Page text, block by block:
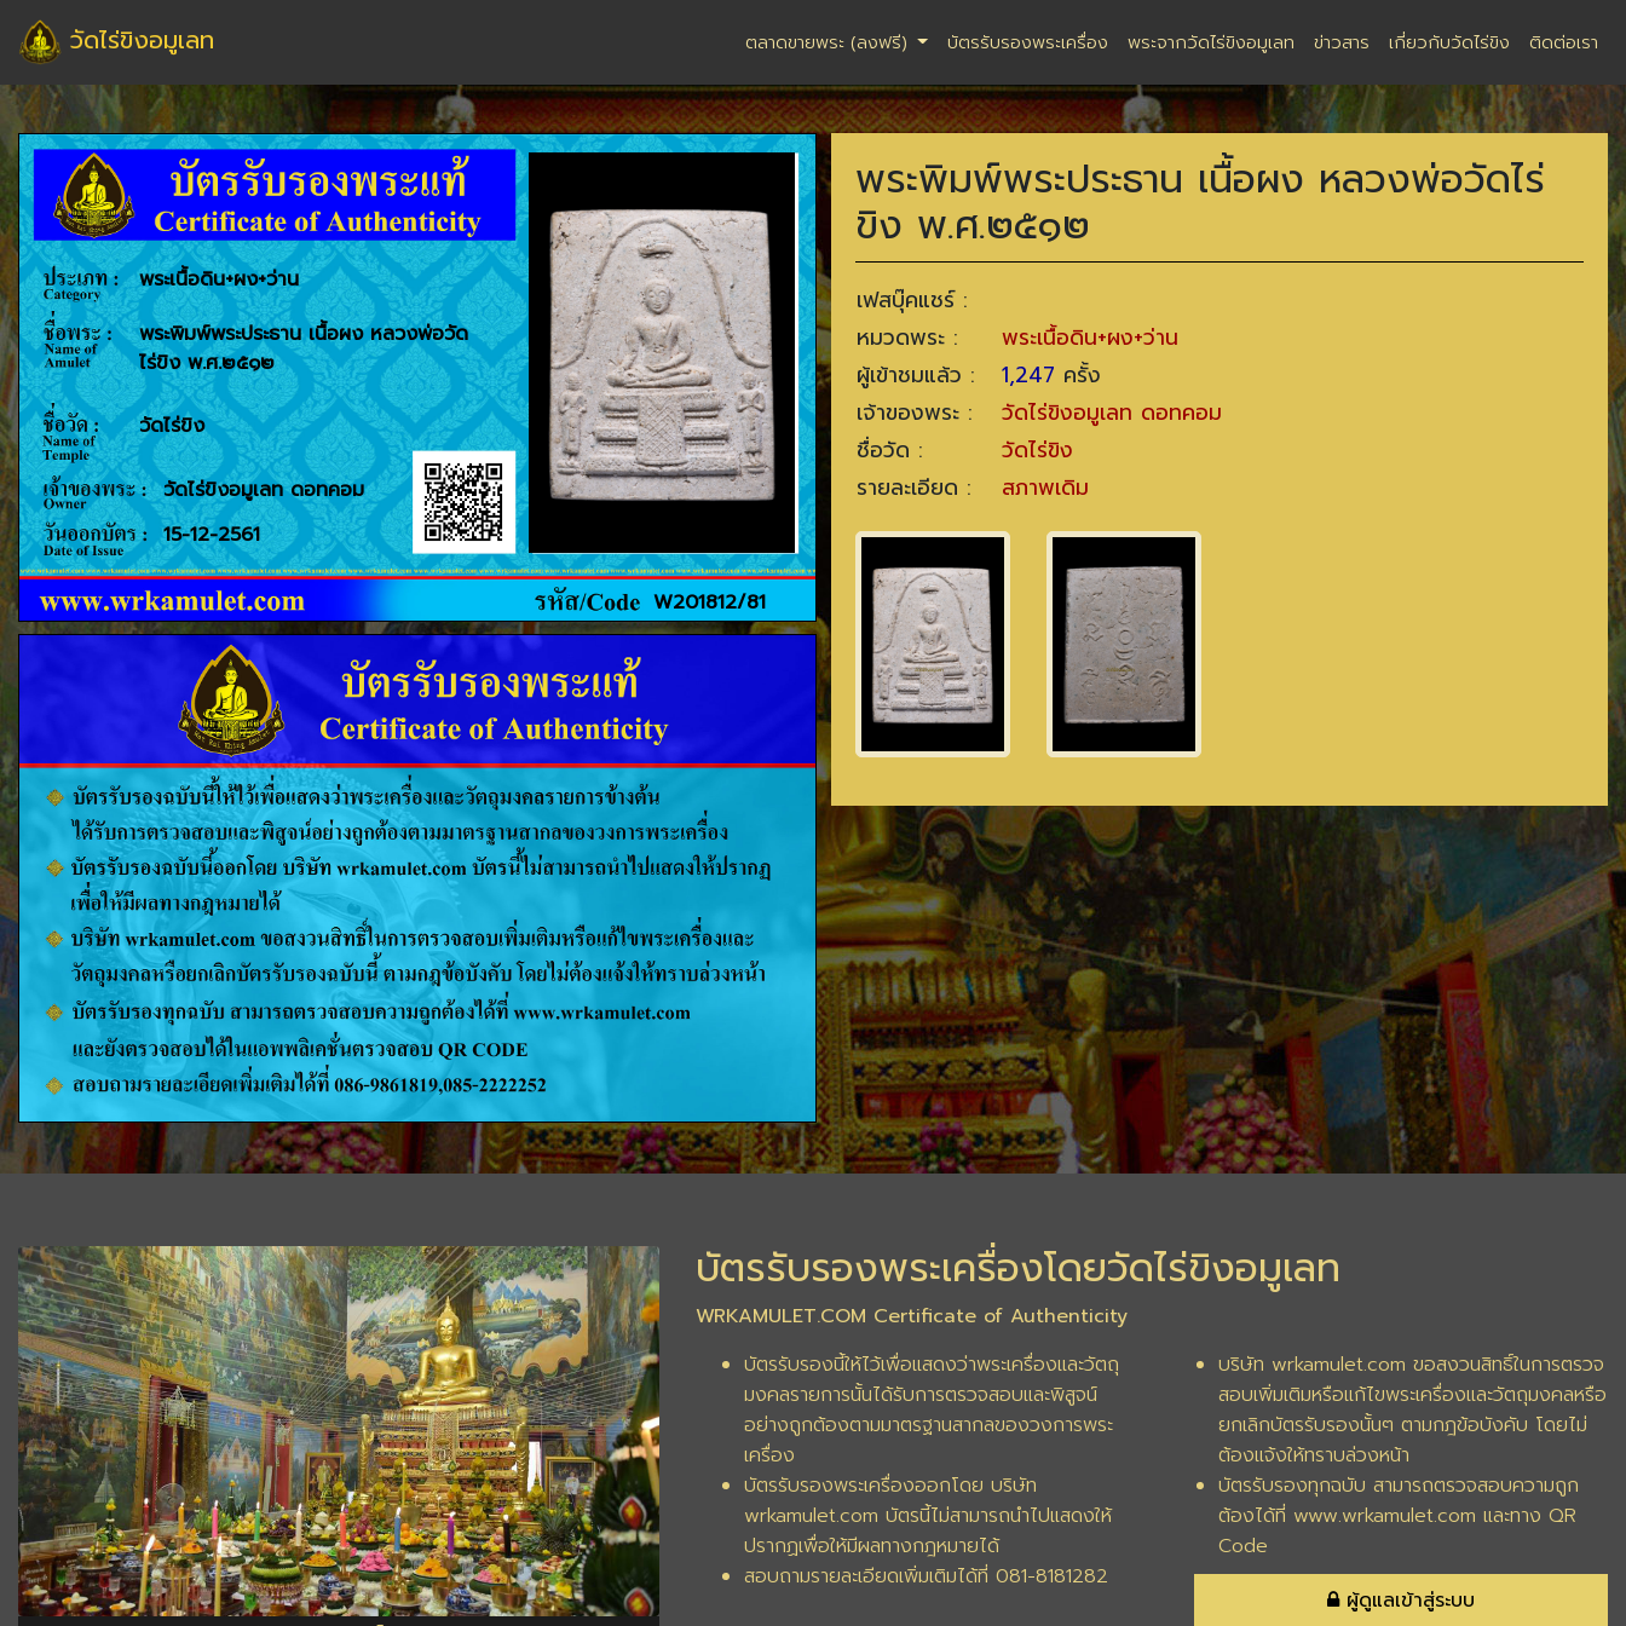
วัดไร่ขิงอมูเลท ตลาดขายพระ (ลงฟรี) บัตรรับรองพระเครื่อง พระจากวัดไร่ขิงอมูเลท ข่าวสาร เกี่ยวกับวัดไร่ขิง ติดต่อเรา
พระเนื้อดิน+ผง+ว่าน
พระพิมพ์พระประธาน เนื้อผง หลวงพ่อวัด
ไร่ขิง พ.ศ.๒๕๑๒
วัดไร่ขิง
วัดไร่ขิงอมูเลท ดอทคอม
15-12-2561
W201812/81
พระพิมพ์พระประธาน เนื้อผง หลวงพ่อวัดไร่
ขิง พ.ศ.๒๕๑๒
เฟสบุ๊คแชร์ :
หมวดพระ :
พระเนื้อดิน+ผง+ว่าน
ผู้เข้าชมแล้ว :
1,247 ครั้ง
เจ้าของพระ :
วัดไร่ขิงอมูเลท ดอทคอม
ชื่อวัด :
วัดไร่ขิง
รายละเอียด :
สภาพเดิม
บัตรรับรองพระเครื่องโดยวัดไร่ขิงอมูเลท
WRKAMULET.COM Certificate of Authenticity
บัตรรับรองนี้ให้ไว้เพื่อแสดงว่าพระเครื่องและวัตถุ
มงคลรายการนั้นได้รับการตรวจสอบและพิสูจน์
อย่างถูกต้องตามมาตรฐานสากลของวงการพระ
เครื่อง
บัตรรับรองพระเครื่องออกโดย บริษัท
wrkamulet.com บัตรนี้ไม่สามารถนำไปแสดงให้
ปรากฏเพื่อให้มีผลทางกฎหมายได้
สอบถามรายละเอียดเพิ่มเติมได้ที่ 081-8181282
บริษัท wrkamulet.com ขอสงวนสิทธิ์ในการตรวจ
สอบเพิ่มเติมหรือแก้ไขพระเครื่องและวัตถุมงคลหรือ
ยกเลิกบัตรรับรองนั้นๆ ตามกฎข้อบังคับ โดยไม่
ต้องแจ้งให้ทราบล่วงหน้า
บัตรรับรองทุกฉบับ สามารถตรวจสอบความถูก
ต้องได้ที่ www.wrkamulet.com และทาง QR
Code
ผู้ดูแลเข้าสู่ระบบ